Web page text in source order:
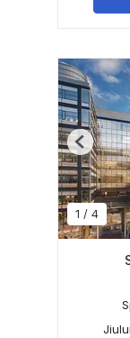
1 / 4
Previous